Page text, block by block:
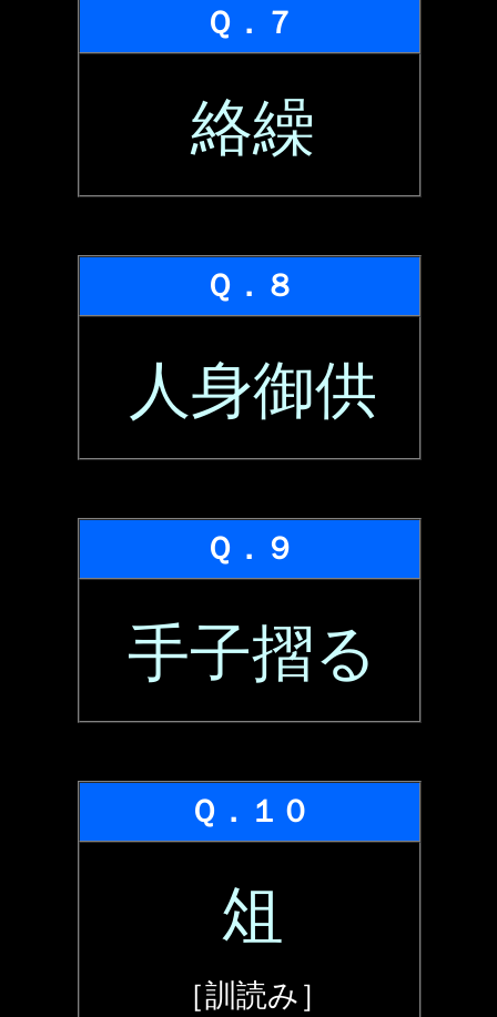
Ｑ．７
絡繰
Ｑ．８
人身御供
Ｑ．９
手子摺る
Ｑ．１０
俎
［訓読み］